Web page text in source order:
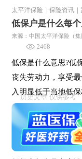
太平洋保险 保险资讯
低保户是什么每
来源：中国太平洋保险（
2468
低保是什么意思?低
丧失劳动力，享受
入明显低于当地低保